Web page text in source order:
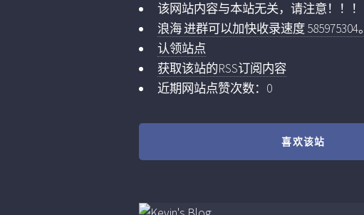
该网站内容与本站无关，请注意！！！
浪海 进群可以加快收录速度 585975304。
认领站点
获取该站的RSS订阅内容
近期网站点赞次数：0
喜欢该站